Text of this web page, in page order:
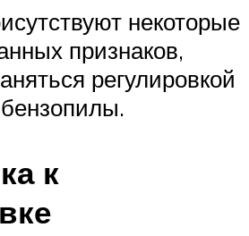
некоторые
признаков,
регулировкой
к